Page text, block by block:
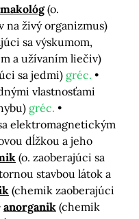
(o.
na živý organizmus)
sa výskumom,
a užívaním liečiv)
sa jedmi) gréc.
vlastnosťami
gréc.
elektromagnetickým
dĺžkou a jeho
(o. zaoberajúci sa
stavbou látok a
(chemik zaoberajúci
anorganik (chemik